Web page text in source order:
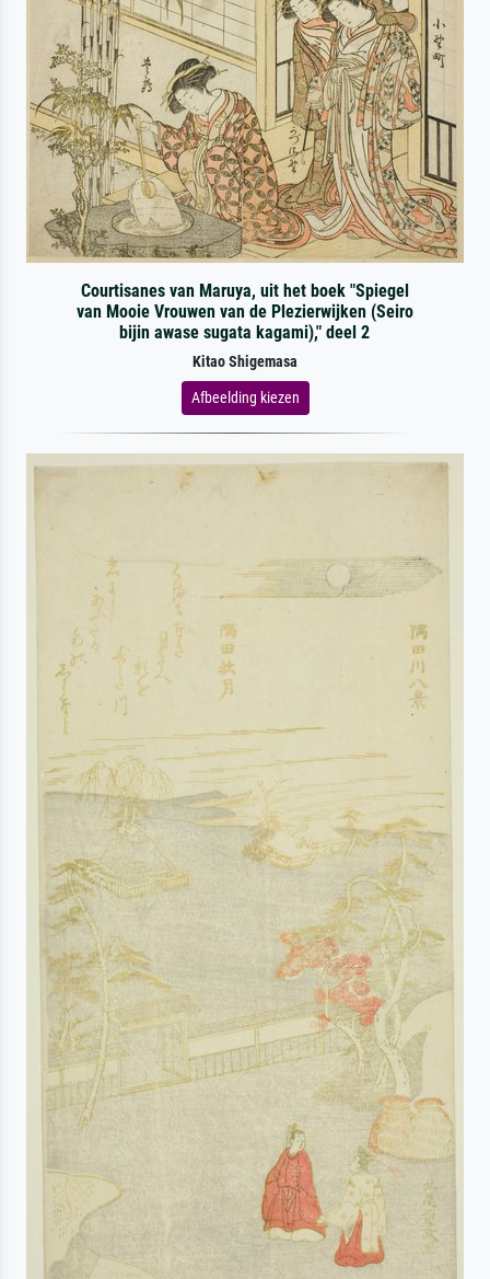
Courtisanes van Maruya, uit het boek "Spiegel
van Mooie Vrouwen van de Plezierwijken (Seiro
bijin awase sugata kagami)," deel 2
Kitao Shigemasa
Afbeelding kiezen